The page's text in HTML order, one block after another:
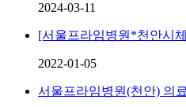
2024-03-11
[서울프라임병원*천안시
2022-01-05
서울프라임병원(천안) 의